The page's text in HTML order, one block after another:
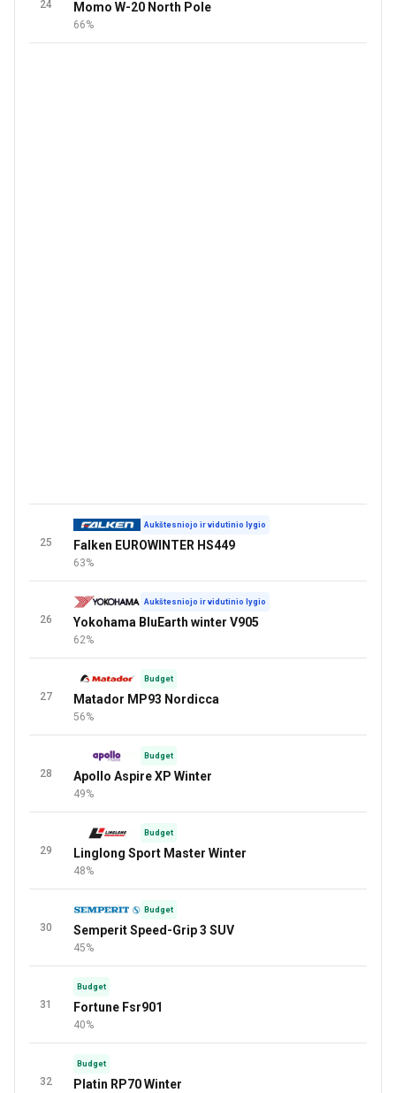
24 Momo W-20 North Pole
66%
25
Aukštesniojo ir vidutinio lygio
Falken EUROWINTER HS449
63%
26
Aukštesniojo ir vidutinio lygio
Yokohama BluEarth winter V905
62%
27
Budget
Matador MP93 Nordicca
56%
28
Budget
Apollo Aspire XP Winter
49%
29
Budget
Linglong Sport Master Winter
48%
30
Budget
Semperit Speed-Grip 3 SUV
45%
31
Budget
Fortune Fsr901
40%
32
Budget
Platin RP70 Winter